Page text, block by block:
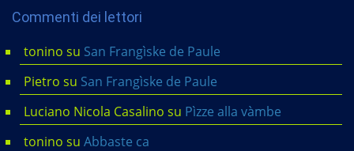
Commenti dei lettori
tonino su San Frangìske de Paule
Pietro su San Frangìske de Paule
Luciano Nicola Casalino su Pìzze alla vàmbe
tonino su Abbaste ca